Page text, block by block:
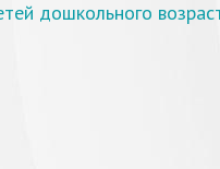
дошкольного